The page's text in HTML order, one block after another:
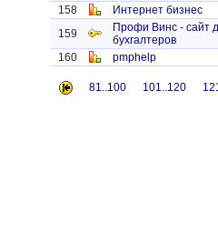
158
Интернет бизнес
159
Профи Винс - сайт
бухгалтеров
160
pmphelp
81..100 101..120